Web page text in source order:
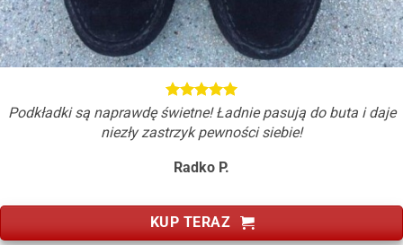
Podkładki są naprawdę świetne! Ładnie pasują do buta i daje
niezły zastrzyk pewności siebie!
Radko P.
KUP TERAZ